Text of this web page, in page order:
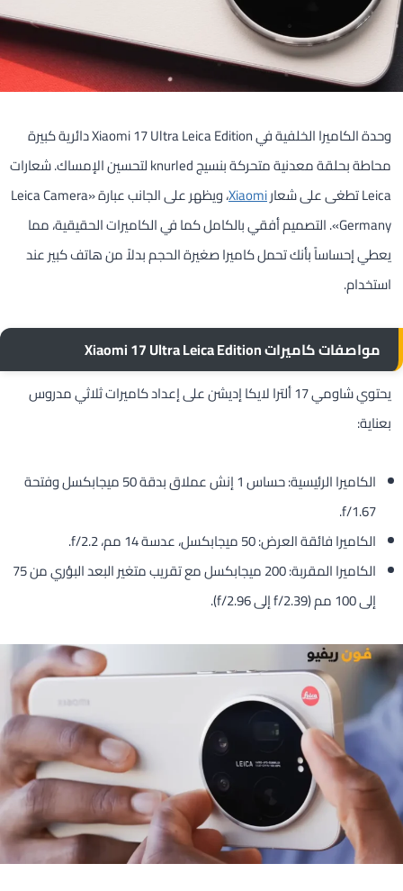
وحدة الكاميرا الخلفية في Xiaomi 17 Ultra Leica Edition دائرية كبيرة
محاطة بحلقة معدنية متحركة بنسيج knurled لتحسين الإمساك. شعارات
Leica تطغى على شعار
Xiaomi
، ويظهر على الجانب عبارة «Leica Camera
Germany». التصميم أفقي بالكامل كما في الكاميرات الحقيقية، مما
يعطي إحساساً بأنك تحمل كاميرا صغيرة الحجم بدلاً من هاتف كبير عند
استخدام.
مواصفات كاميرات Xiaomi 17 Ultra Leica Edition
يحتوي شاومي 17 ألترا لايكا إديشن على إعداد كاميرات ثلاثي مدروس
بعناية:
الكاميرا الرئيسية: حساس 1 إنش عملاق بدقة 50 ميجابكسل وفتحة
f/1.67.
الكاميرا فائقة العرض: 50 ميجابكسل، عدسة 14 مم، f/2.2.
الكاميرا المقربة: 200 ميجابكسل مع تقريب متغير البعد البؤري من 75
إلى 100 مم (f/2.39 إلى f/2.96).